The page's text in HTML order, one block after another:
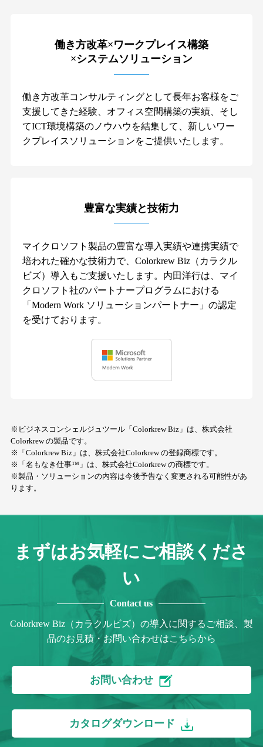
働き方改革×ワークプレイス構築
×システムソリューション
働き方改革コンサルティングとして長年お客様をご
支援してきた経験、オフィス空間構築の実績、そし
てICT環境構築のノウハウを結集して、新しいワー
クプレイスソリューションをご提供いたします。
豊富な実績と技術力
マイクロソフト製品の豊富な導入実績や連携実績で
培われた確かな技術力で、Colorkrew Biz（カラクル
ビズ）導入もご支援いたします。内田洋行は、マイ
クロソフト社のパートナープログラムにおける
「Modern Work ソリューションパートナー」の認定
を受けております。
※ビジネスコンシェルジュツール「Colorkrew Biz」は、株式会社
Colorkrew の製品です。
※「Colorkrew Biz」は、株式会社Colorkrew の登録商標です。
※「名もなき仕事™」は、株式会社Colorkrew の商標です。
※製品・ソリューションの内容は今後予告なく変更される可能性があ
ります。
まずはお気軽にご相談くださ
い
Contact us
Colorkrew Biz（カラクルビズ）の導入に関するご相談、製
品のお見積・お問い合わせはこちらから
お問い合わせ
カタログダウンロード